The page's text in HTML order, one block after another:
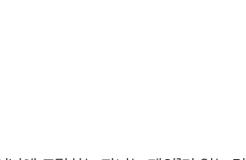
이혼 주요 업무사례